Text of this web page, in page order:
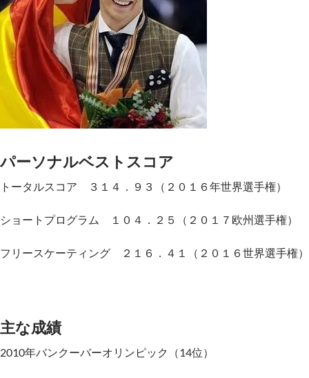
パーソナルベストスコア
トータルスコア ３１４．９３（２０１６年世界選手権）
ショートプログラム １０４．２５（２０１７欧州選手権）
フリースケーティング ２１６．４１（２０１６世界選手権）
主な成績
2010年バンクーバーオリンピック（14位）